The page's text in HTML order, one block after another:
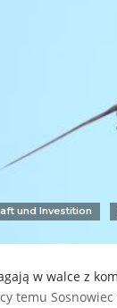
und Investition
w walce z
temu Sosnowiec